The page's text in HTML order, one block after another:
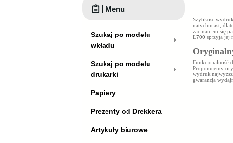
Szybkość
natychmiast,
zacinaniem się
L700 sprzyja jej
Funkcjonalność
Proponujemy
wydruk
gwarancja
Menu
Szukaj po modelu
wkładu
Szukaj po modelu
drukarki
Papiery
Prezenty od Drekkera
Artykuły biurowe